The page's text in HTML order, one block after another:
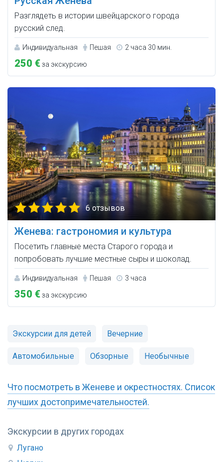
Экскурсии в других городах
Лугано
Разглядеть в истории швейцарского города
русский след.
Индивидуальная Пешая 2 часа 30 мин.
250 €за экскурсию
6 отзывов
Женева: гастрономия и культура
Посетить главные места Старого города и
попробовать лучшие местные сыры и шоколад.
Индивидуальная Пешая 3 часа
350 €за экскурсию
Экскурсии для детей Вечерние
Автомобильные Обзорные Необычные
Что посмотреть в Женеве и окрестностях. Список
лучших достопримечательностей.